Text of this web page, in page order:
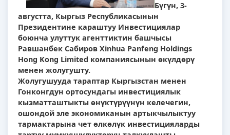
Бүгүн, 3-
августта, Кыргыз Республикасынын
Президентине караштуу Инвестициялар
боюнча улуттук агенттиктин башчысы
Равшанбек Сабиров Xinhua Panfeng Holdings
Hong Kong Limited компаниясынын өкүлдөрү
менен жолугушту.
Жолугушууда тараптар Кыргызстан менен
Гонконгдун ортосундагы инвестициялык
кызматташтыкты өнүктүрүүнүн келечегин,
ошондой эле экономиканын артыкчылыктуу
тармактарына чет өлкөлүк инвестицияларды